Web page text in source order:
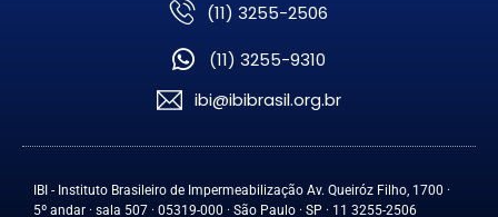
(11) 3255-2506
(11) 3255-9310
ibi@ibibrasil.org.br
IBI - Instituto Brasileiro de Impermeabilização Av. Queiróz Filho, 1700 ·
5º andar · sala 507 · 05319-000 · São Paulo · SP · 11 3255-2506